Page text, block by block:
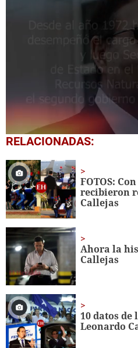
0
of
minute,
23
seconds
RELACIONADAS:
FOTOS:
recibieron
Callejas
Ahora la
Callejas
10 datos de
Leonardo